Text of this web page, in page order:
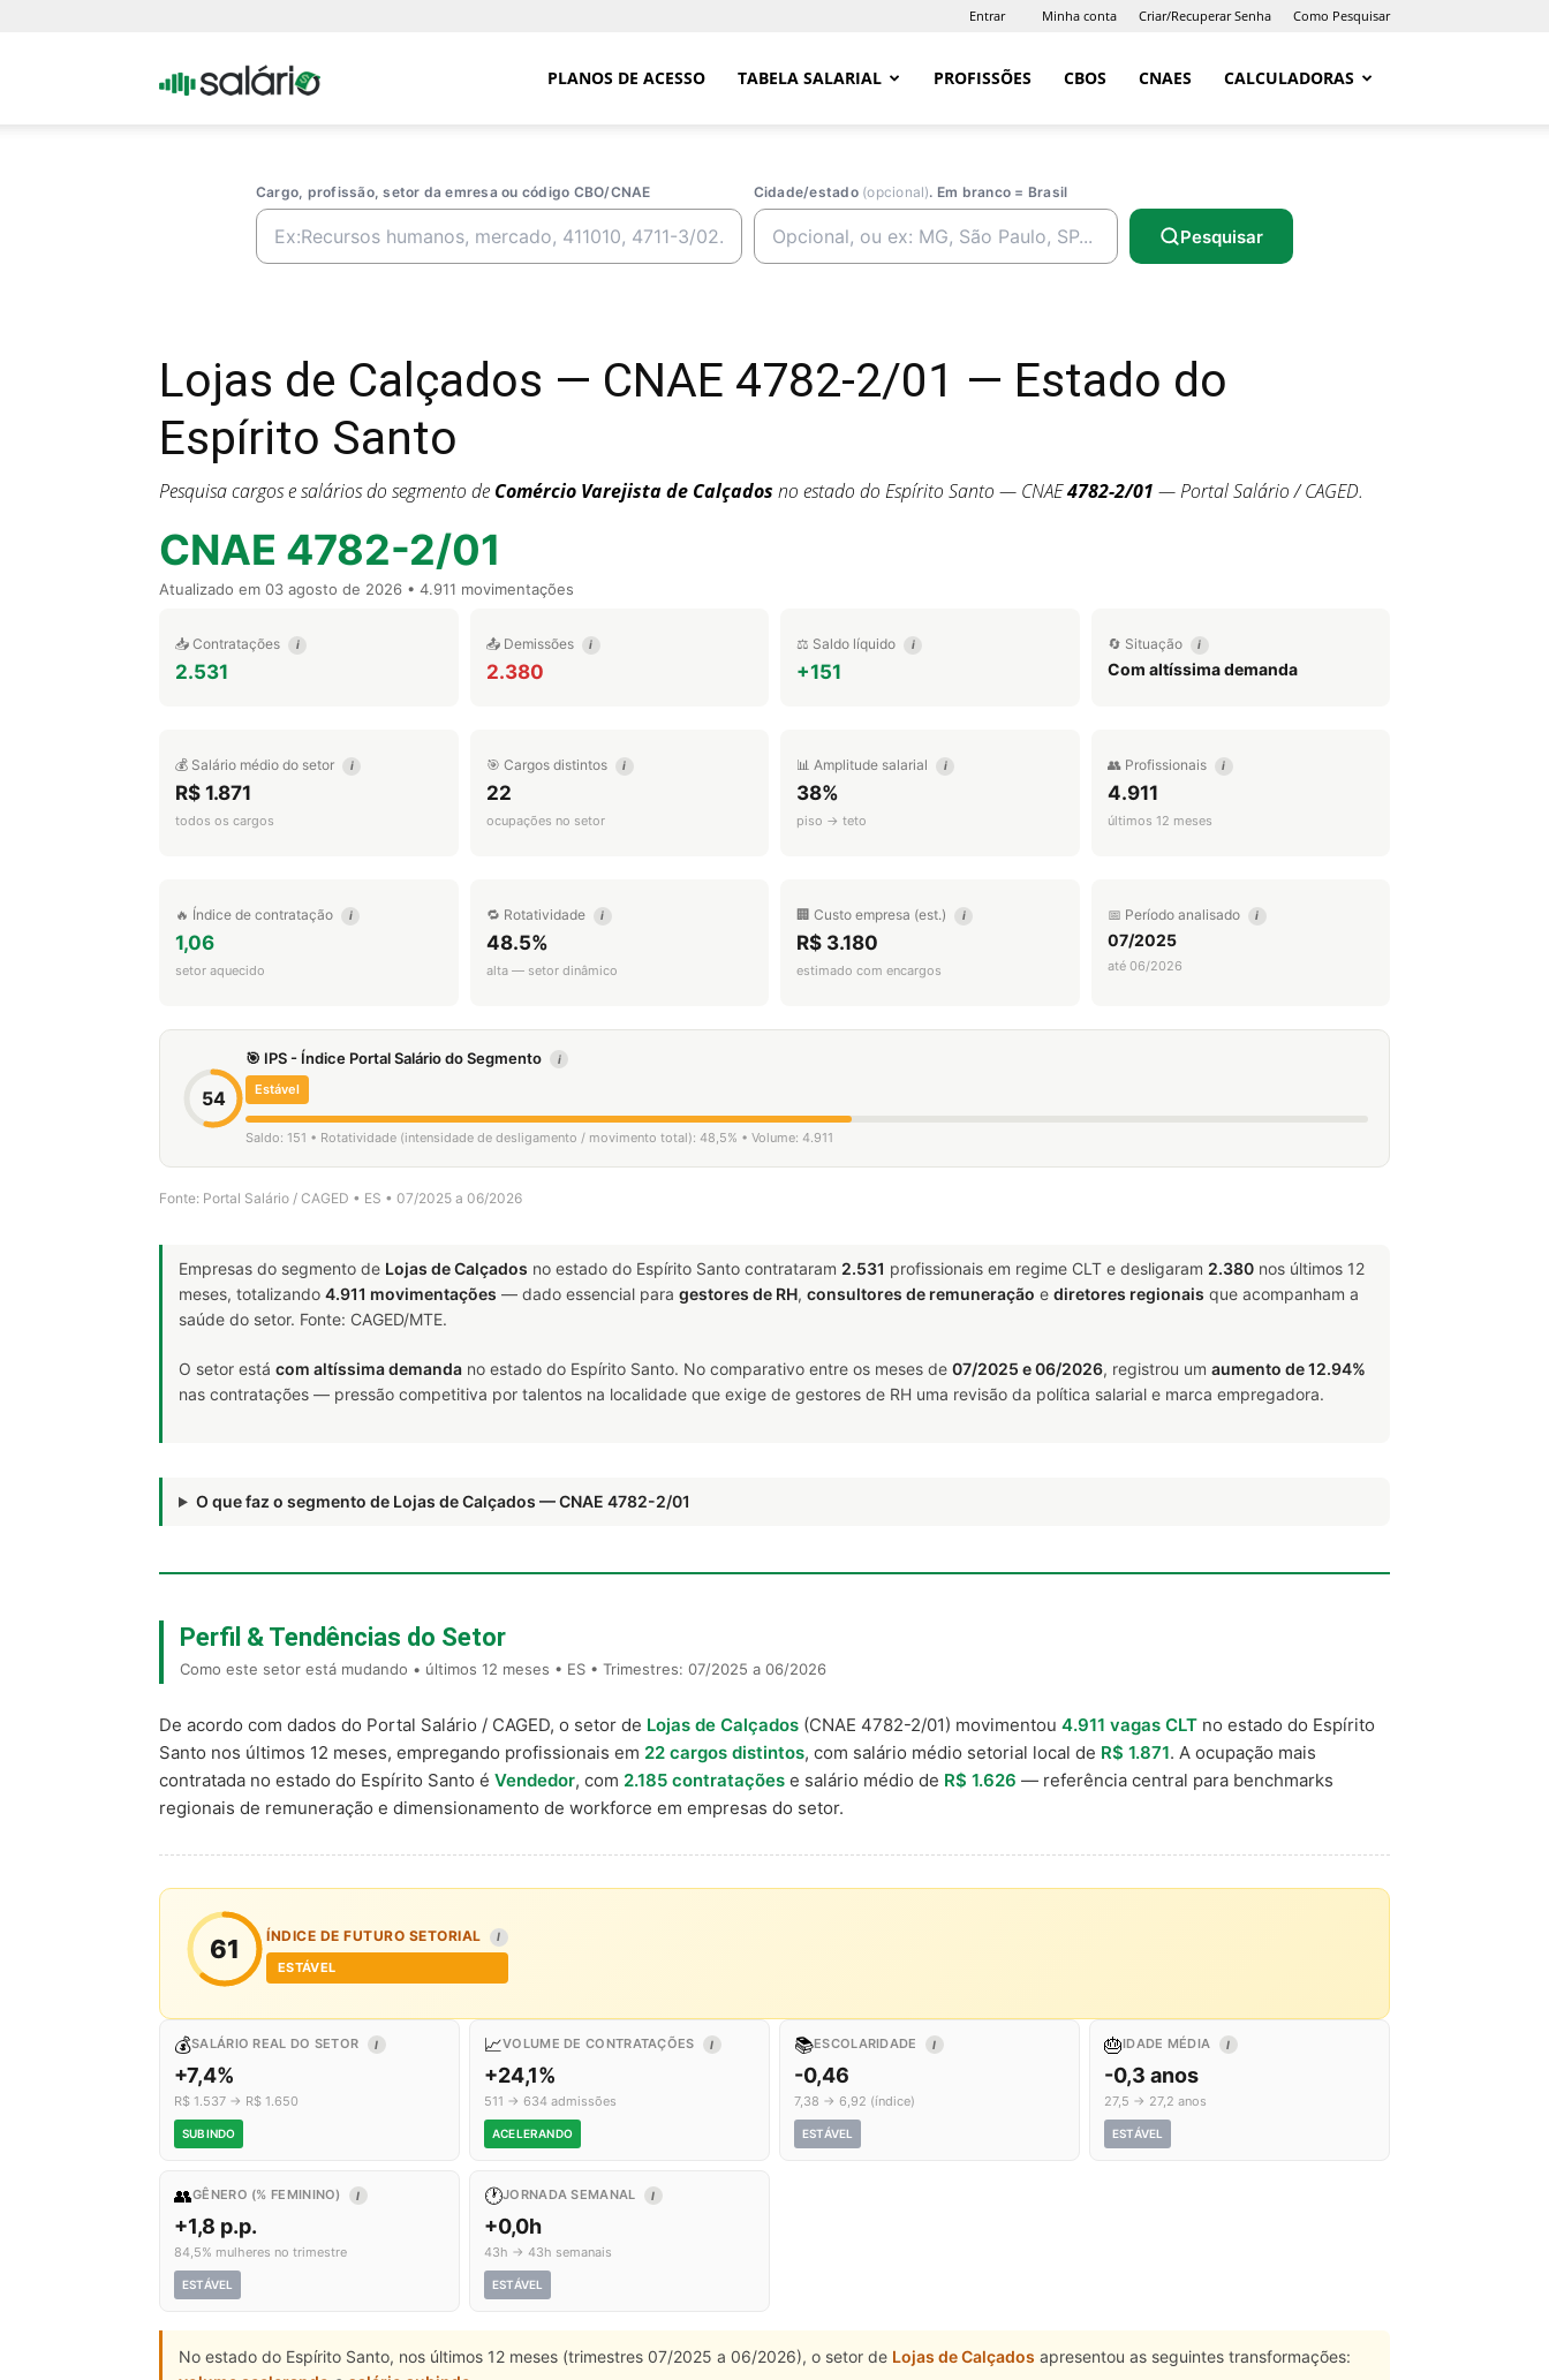
Entrar Minha conta Criar/Recuperar Senha Como Pesquisar
Portal PLANOS DE ACESSO TABELA SALARIAL PROFISSÕES CBOS CNAES CALCULADORAS
Cargo, profissão, setor da emresa ou código CBO/CNAE Cidade/estado (opcional). Em branco = Brasil
Pesquisar
Lojas de Calçados — CNAE 4782-2/01 — Estado do
Espírito Santo
Pesquisa cargos e salários do segmento de Comércio Varejista de Calçados no estado do Espírito Santo — CNAE4782-2/01 — Portal Salário / CAGED.
CNAE 4782-2/01
Atualizado em 03 agosto de 2026 • 4.911 movimentações
📥 Contratações i
2.531
📤 Demissões i
2.380
⚖️ Saldo líquido i
+151
🔄 Situação i
Com altíssima demanda
💰 Salário médio do setor i
R$ 1.871
todos os cargos
🎯 Cargos distintos i
22
ocupações no setor
📊 Amplitude salarial i
38%
piso → teto
👥 Profissionais i
4.911
últimos 12 meses
🔥 Índice de contratação i
1,06
setor aquecido
🔁 Rotatividade i
48.5%
alta — setor dinâmico
🏢 Custo empresa (est.) i
R$ 3.180
estimado com encargos
📅 Período analisado i
07/2025
até 06/2026
54
🎯 IPS - Índice Portal Salário do Segmento i
Estável
Saldo: 151 • Rotatividade (intensidade de desligamento / movimento total): 48,5% • Volume: 4.911
Fonte: Portal Salário / CAGED • ES • 07/2025 a 06/2026
Empresas do segmento de Lojas de Calçados no estado do Espírito Santo contrataram 2.531 profissionais em regime CLT e desligaram 2.380 nos últimos 12
meses, totalizando 4.911 movimentações — dado essencial para gestores de RH, consultores de remuneração e diretores regionais que acompanham a
saúde do setor. Fonte: CAGED/MTE.
O setor está com altíssima demanda no estado do Espírito Santo. No comparativo entre os meses de 07/2025 e 06/2026, registrou um aumento de 12.94%
nas contratações — pressão competitiva por talentos na localidade que exige de gestores de RH uma revisão da política salarial e marca empregadora.
O que faz o segmento de Lojas de Calçados — CNAE 4782-2/01
Perfil & Tendências do Setor
Como este setor está mudando • últimos 12 meses • ES • Trimestres: 07/2025 a 06/2026
De acordo com dados do Portal Salário / CAGED, o setor de Lojas de Calçados (CNAE 4782-2/01) movimentou 4.911 vagas CLT no estado do Espírito
Santo nos últimos 12 meses, empregando profissionais em 22 cargos distintos, com salário médio setorial local de R$ 1.871. A ocupação mais
contratada no estado do Espírito Santo é Vendedor, com 2.185 contratações e salário médio de R$ 1.626 — referência central para benchmarks
regionais de remuneração e dimensionamento de workforce em empresas do setor.
61 ÍNDICE DE FUTURO SETORIAL I
ESTÁVEL
💰SALÁRIO REAL DO SETOR I
+7,4%
R$ 1.537 → R$ 1.650
SUBINDO
📈VOLUME DE CONTRATAÇÕES I
+24,1%
511 → 634 admissões
ACELERANDO
📚ESCOLARIDADE I
-0,46
7,38 → 6,92 (índice)
ESTÁVEL
🎂IDADE MÉDIA I
-0,3 anos
27,5 → 27,2 anos
ESTÁVEL
👥GÊNERO (% FEMININO) I
+1,8 p.p.
84,5% mulheres no trimestre
ESTÁVEL
🕐JORNADA SEMANAL I
+0,0h
43h → 43h semanais
ESTÁVEL
No estado do Espírito Santo, nos últimos 12 meses (trimestres 07/2025 a 06/2026), o setor de Lojas de Calçados apresentou as seguintes transformações: